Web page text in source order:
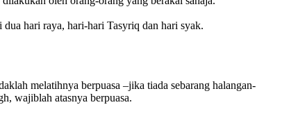
hari raya, hari-hari Tasyriq dan hari syak.
melatihnya berpuasa –jika tiada sebarang halangan-
wajiblah atasnya berpuasa.